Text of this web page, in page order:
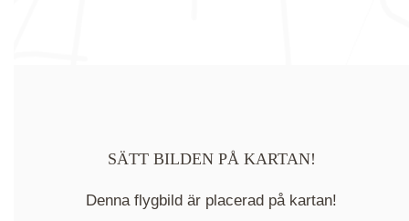
SÄTT BILDEN PÅ KARTAN!
Denna flygbild är placerad på kartan!